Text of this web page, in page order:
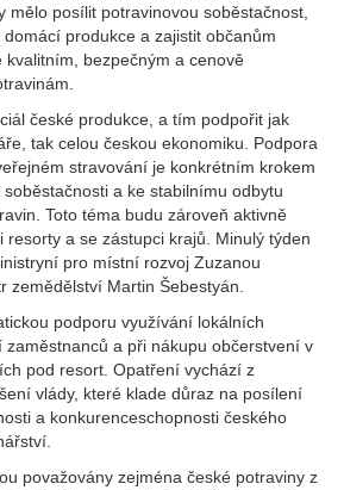
mělo posílit potravinovou soběstačnost,
produkce a zajistit občanům
bezpečným a cenově
české produkce, a tím podpořit jak
tak celou českou ekonomiku. Podpora
stravování je konkrétním krokem
a ke stabilnímu odbytu
Toto téma budu zároveň aktivně
resorty a se zástupci krajů. Minulý týden
pro místní rozvoj Zuzanou
zemědělství Martin Šebestyán.
podporu využívání lokálních
zaměstnanců a při nákupu občerstvení v
pod resort. Opatření vychází z
vlády, které klade důraz na posílení
a konkurenceschopnosti českého
považovány zejména české potraviny z